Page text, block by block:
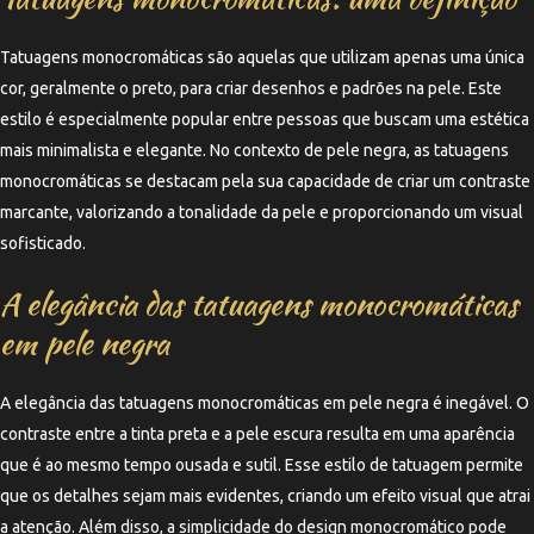
Tatuagens monocromáticas são aquelas que utilizam apenas uma única
cor, geralmente o preto, para criar desenhos e padrões na pele. Este
estilo é especialmente popular entre pessoas que buscam uma estética
mais minimalista e elegante. No contexto de pele negra, as tatuagens
monocromáticas se destacam pela sua capacidade de criar um contraste
marcante, valorizando a tonalidade da pele e proporcionando um visual
sofisticado.
A elegância das tatuagens monocromáticas
em pele negra
A elegância das tatuagens monocromáticas em pele negra é inegável. O
contraste entre a tinta preta e a pele escura resulta em uma aparência
que é ao mesmo tempo ousada e sutil. Esse estilo de tatuagem permite
que os detalhes sejam mais evidentes, criando um efeito visual que atrai
a atenção. Além disso, a simplicidade do design monocromático pode